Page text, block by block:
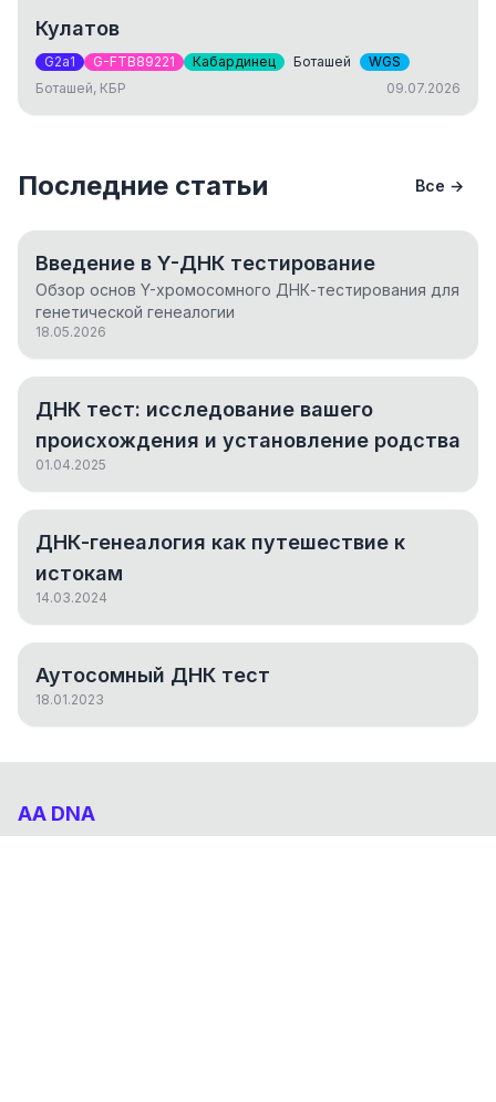
Кулатов
G2a1 G-FTB89221 Кабардинец Боташей
WGS
Боташей, КБР
09.07.2026
Последние статьи Все →
Введение в Y-ДНК тестирование
Обзор основ Y-хромосомного ДНК-тестирования для
генетической генеалогии
18.05.2026
ДНК тест: исследование вашего
происхождения и установление родства
01.04.2025
ДНК-генеалогия как путешествие к
истокам
14.03.2024
Аутосомный ДНК тест
18.01.2023
AA DNA